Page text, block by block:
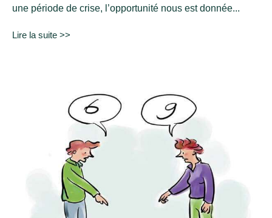
une période de crise, l’opportunité nous est donnée...
Lire la suite >>